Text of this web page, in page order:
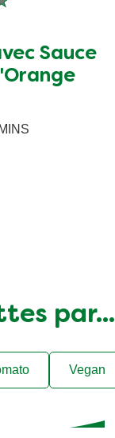
Sauce
par...
Vegan